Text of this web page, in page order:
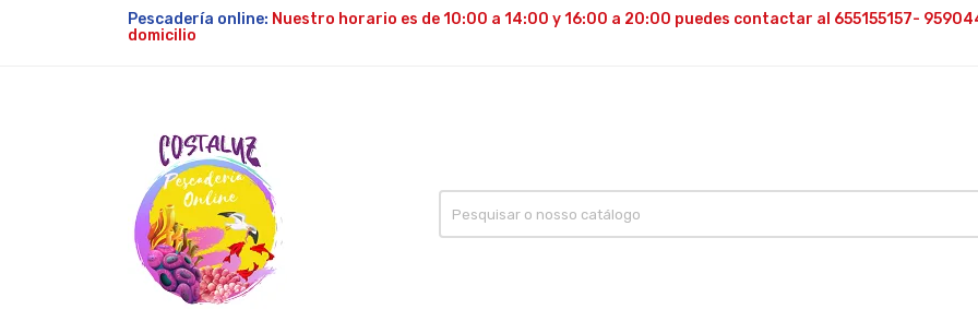
Pescadería online: Nuestro horario es de 10:00 a 14:00 y 16:00 a 20:00 puedes contactar al 655155157-
domicilio